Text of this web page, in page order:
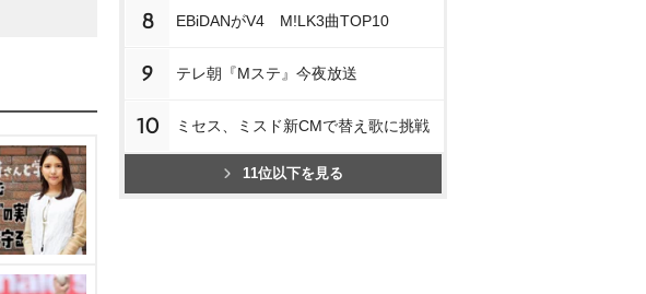
8 EBiDANがV4 M!LK3曲TOP10
9 テレ朝『Mステ』今夜放送
10 ミセス、ミスド新CMで替え歌に挑戦
11位以下を見る